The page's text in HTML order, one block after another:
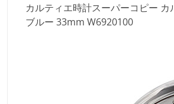
カルティエ時計スーパーコピー カ
ブルー 33mm W6920100